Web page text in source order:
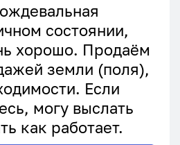
состоянии,
хорошо. Продаём
земли (поля),
Если
могу выслать
как работает.